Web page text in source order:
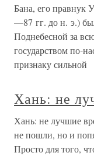
Бана, его правнук
—87 гг. до н. э.)
Поднебесной за
государством по-
признаку сильной
Хань: не
Хань: не лучшие
не пошли, но и
Просто для того,